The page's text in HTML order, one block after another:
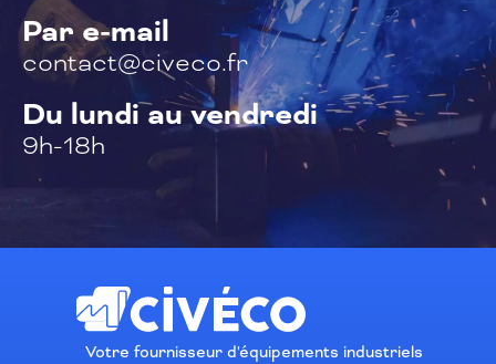
Par e-mail
contact@civeco.fr
Du lundi au vendredi
9h-18h
Votre fournisseur d'équipements industriels